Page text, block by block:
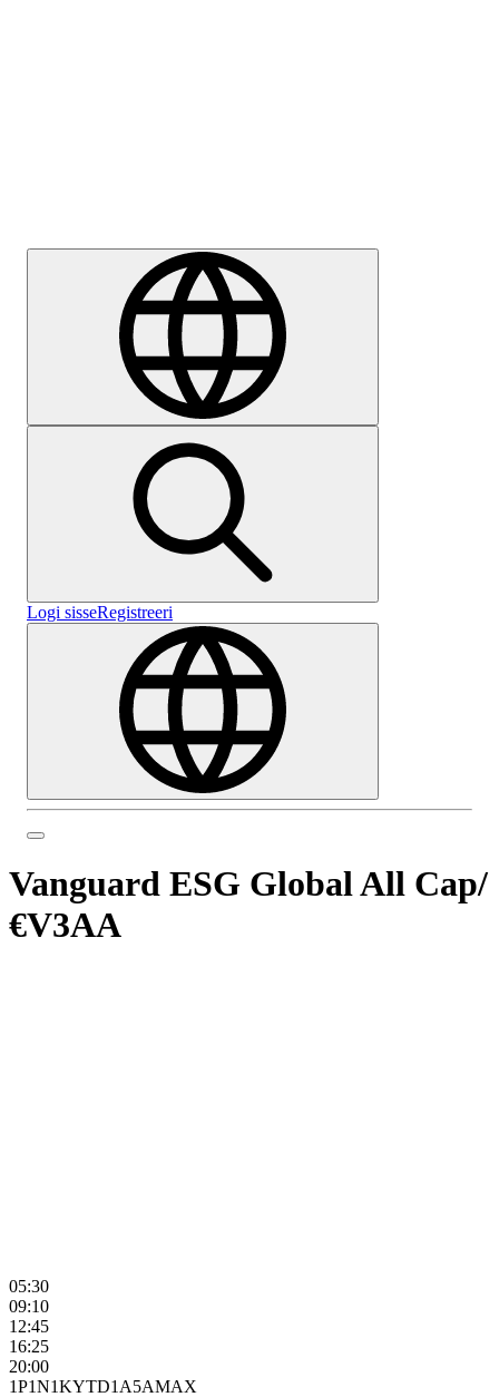
Logi sisseRegistreeri
Vanguard ESG Global All Cap/
€V3AA
05:30
09:10
12:45
16:25
20:00
1P1N1KYTD1A5AMAX